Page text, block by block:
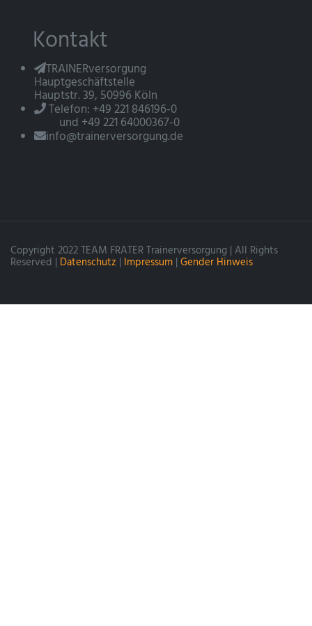
Kontakt
TRAINERversorgung
Hauptgeschäftstelle
Hauptstr. 39, 50996 Köln
Telefon: +49 221 846196-0
und +49 221 64000367-0
info@trainerversorgung.de
Copyright 2022 TEAM FRATER Trainerversorgung | All Rights
Reserved | Datenschutz | Impressum | Gender Hinweis